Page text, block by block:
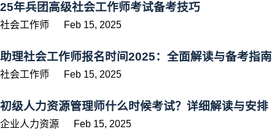
25年兵团高级社会工作师考试备考技巧
社会工作师 Feb 15, 2025
助理社会工作师报名时间2025：全面解读与备考指南
社会工作师 Feb 15, 2025
初级人力资源管理师什么时候考试？详细解读与安排
企业人力资源 Feb 15, 2025